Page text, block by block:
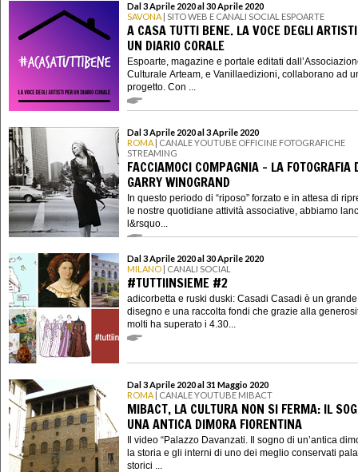
Dal 3 Aprile 2020 al 30 Aprile 2020
SAVONA | SITO WEB E CANALI SOCIAL ESPOARTE
A CASA TUTTI BENE. LA VOCE DEGLI
UN DIARIO CORALE
Espoarte, magazine e portale editati
Culturale Arteam, e Vanillaedizioni, collaborano ad
progetto. Con ...
Dal 3 Aprile 2020 al 3 Aprile 2020
ROMA | CANALE YOUTUBE OFFICINE FOTOGRAFICHE
STREAMING
FACCIAMOCI COMPAGNIA - LA FOTOGRAFIA
GARRY WINOGRAND
In questo periodo di “riposo” forzato e in attesa di
le nostre quotidiane attività associative, abbiamo
l&rsquo...
Dal 3 Aprile 2020 al 30 Aprile 2020
MILANO | CANALI SOCIAL
#TUTTIINSIEME #2
adicorbetta e ruski duski: Casadi Casadi è un grande
disegno e una raccolta fondi che grazie alla
molti ha superato i 4.30...
Dal 3 Aprile 2020 al 31 Maggio 2020
ROMA | CANALE YOUTUBE MIBACT
MIBACT, LA CULTURA NON SI FERMA: IL
UNA ANTICA DIMORA FIORENTINA
Il video “Palazzo Davanzati. Il sogno di un’antica
la storia e gli interni di uno dei meglio conservati
storici ...